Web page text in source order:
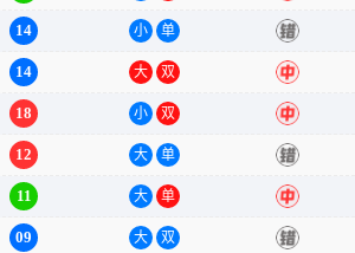
14 小 单 错
14 大 双 中
18 小 双 中
12 大 单 错
11 大 单 中
09 大 双 错